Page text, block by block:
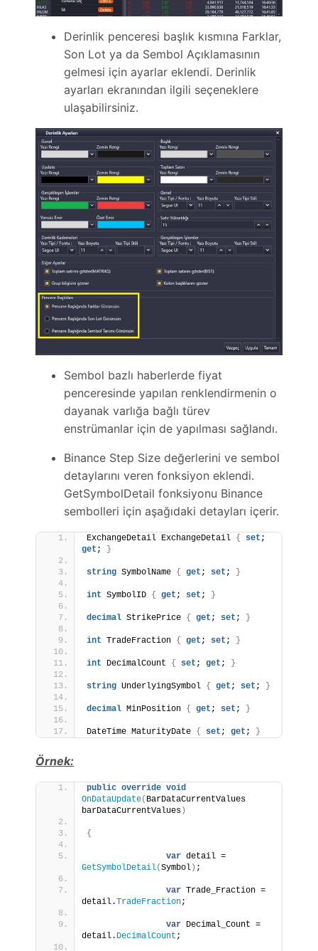
Derinlik penceresi başlık kısmına Farklar,
Son Lot ya da Sembol Açıklamasının
gelmesi için ayarlar eklendi. Derinlik
ayarları ekranından ilgili seçeneklere
ulaşabilirsiniz.
Sembol bazlı haberlerde fiyat
penceresinde yapılan renklendirmenin o
dayanak varlığa bağlı türev
enstrümanlar için de yapılması sağlandı.
Binance Step Size değerlerini ve sembol
detaylarını veren fonksiyon eklendi.
GetSymbolDetail fonksiyonu Binance
sembolleri için aşağıdaki detayları içerir.
ExchangeDetail ExchangeDetail { set
get ; }
string SymbolName { get ; set ; }
int SymbolID { get ; set ; }
decimal StrikePrice { get ; set ; }
int TradeFraction { get ; set ; }
int DecimalCount { set ; get ; }
string UnderlyingSymbol { get ; set ; }
decimal MinPosition { get ; set ; }
DateTime MaturityDate { set ; get ; }
Örnek:
public override void
OnDataUpdate( BarDataCurrentValues
barDataCurrentValues)
{
var
GetSymbolDetail(Symbol) ;
var Trade_Fraction =
detail.TradeFraction;
var Decimal_Count =
detail. DecimalCount ;